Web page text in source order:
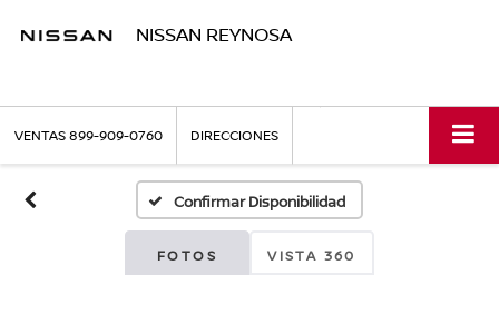
NISSAN REYNOSA
VENTAS899-909-0760 DIRECCIONES
Confirmar Disponibilidad
FOTOS VISTA 360